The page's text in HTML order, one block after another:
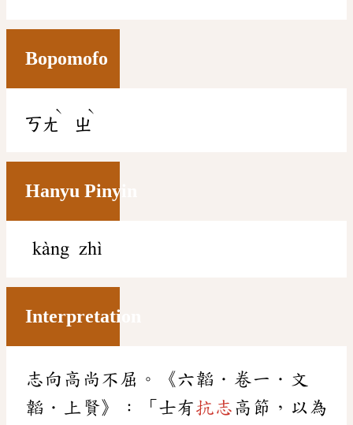
Bopomofo
ㄎㄤ
ˋ
ㄓ
ˋ
Hanyu Pinyin
kàng zhì
Interpretation
志向高尚不屈。《六韜．卷一．文
韜．上賢》：「士有抗志 高節，以為